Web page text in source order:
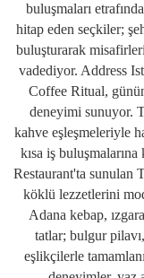
buluşmaları
hitap eden seçkiler;
buluşturarak
vadediyor. Address
Coffee Ritual,
deneyimi sunuyor.
kahve eşleşmeleriyle
kısa iş
Restaurant'ta sunulan
köklü lezzetlerini
Adana kebap,
tatlar; bulgur
eşlikçilerle